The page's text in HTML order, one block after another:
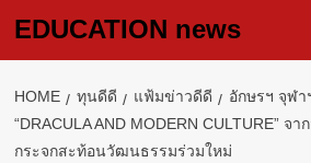
EDUCATION news
HOME ทุนดีดี แฟ้มข่าวดีดี
อักษรฯ จุฬา
“DRACULA AND MODERN CULTURE”
กระจกสะท้อนวัฒนธรรมร่วมใหม่